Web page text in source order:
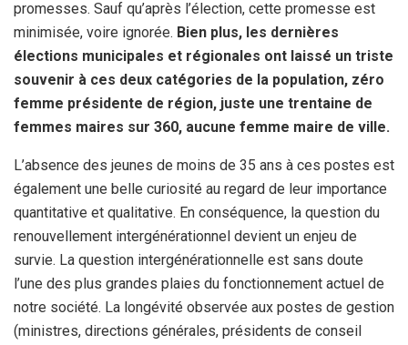
promesses. Sauf qu’après l’élection, cette promesse est
minimisée, voire ignorée. Bien plus, les dernières
élections municipales et régionales ont laissé un triste
souvenir à ces deux catégories de la population, zéro
femme présidente de région, juste une trentaine de
femmes maires sur 360, aucune femme maire de ville.
L’absence des jeunes de moins de 35 ans à ces postes est
également une belle curiosité au regard de leur importance
quantitative et qualitative. En conséquence, la question du
renouvellement intergénérationnel devient un enjeu de
survie. La question intergénérationnelle est sans doute
l’une des plus grandes plaies du fonctionnement actuel de
notre société. La longévité observée aux postes de gestion
(ministres, directions générales, présidents de conseil